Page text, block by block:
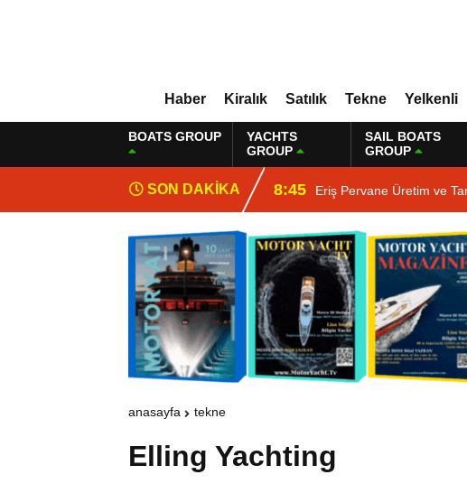
Haber Kiralık Satılık Tekne Yelkenli
BOATS GROUP
YACHTS
GROUP
SAIL BOATS
GROUP
SON DAKİKA 8:45 Eriş Pervane Üretim ve
anasayfa tekne
Elling Yachting